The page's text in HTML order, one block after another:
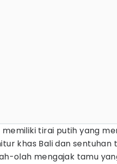
memiliki tirai putih yang
khas Bali dan sentuhan
olah mengajak tamu